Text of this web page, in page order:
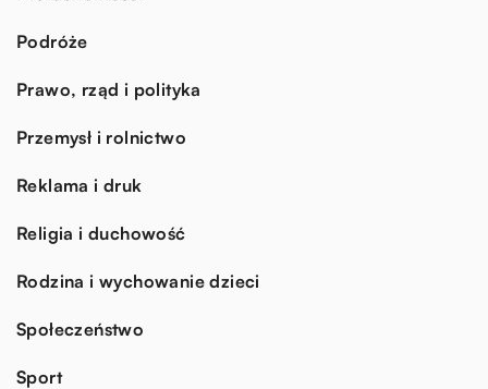
Podróże
Prawo, rząd i polityka
Przemysł i rolnictwo
Reklama i druk
Religia i duchowość
Rodzina i wychowanie dzieci
Społeczeństwo
Sport